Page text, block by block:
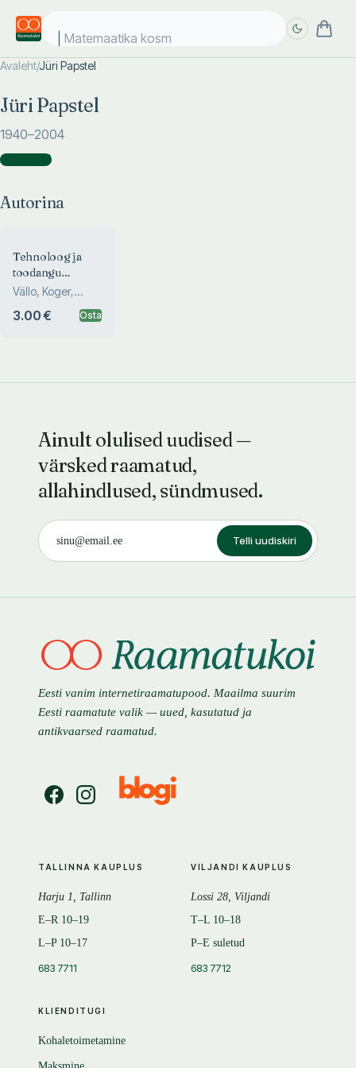
Matemaatika kosm
Avaleht/Jüri Papstel
Jüri Papstel
1940–2004
Autorina )
Autorina
Tehnoloog ja
toodangu
kvaliteet
Vällo, Koger,
3.00 € Osta
Ainult olulised uudised —
värsked raamatud,
allahindlused, sündmused.
Telli uudiskiri
Eesti vanim internetiraamatupood. Maailma suurim
Eesti raamatute valik — uued, kasutatud ja
antikvaarsed raamatud.
KLIENDITUGI
Kohaletoimetamine
TALLINNA KAUPLUS
Harju 1, Tallinn
E–R 10–19
L–P 10–17
683 7711
VILJANDI KAUPLUS
Lossi 28, Viljandi
T–L 10–18
P–E suletud
683 7712